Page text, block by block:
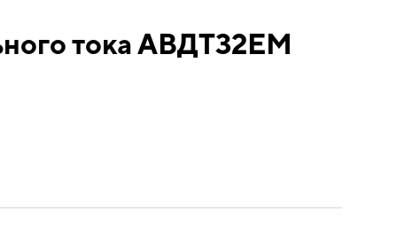
тока АВДТ32EM